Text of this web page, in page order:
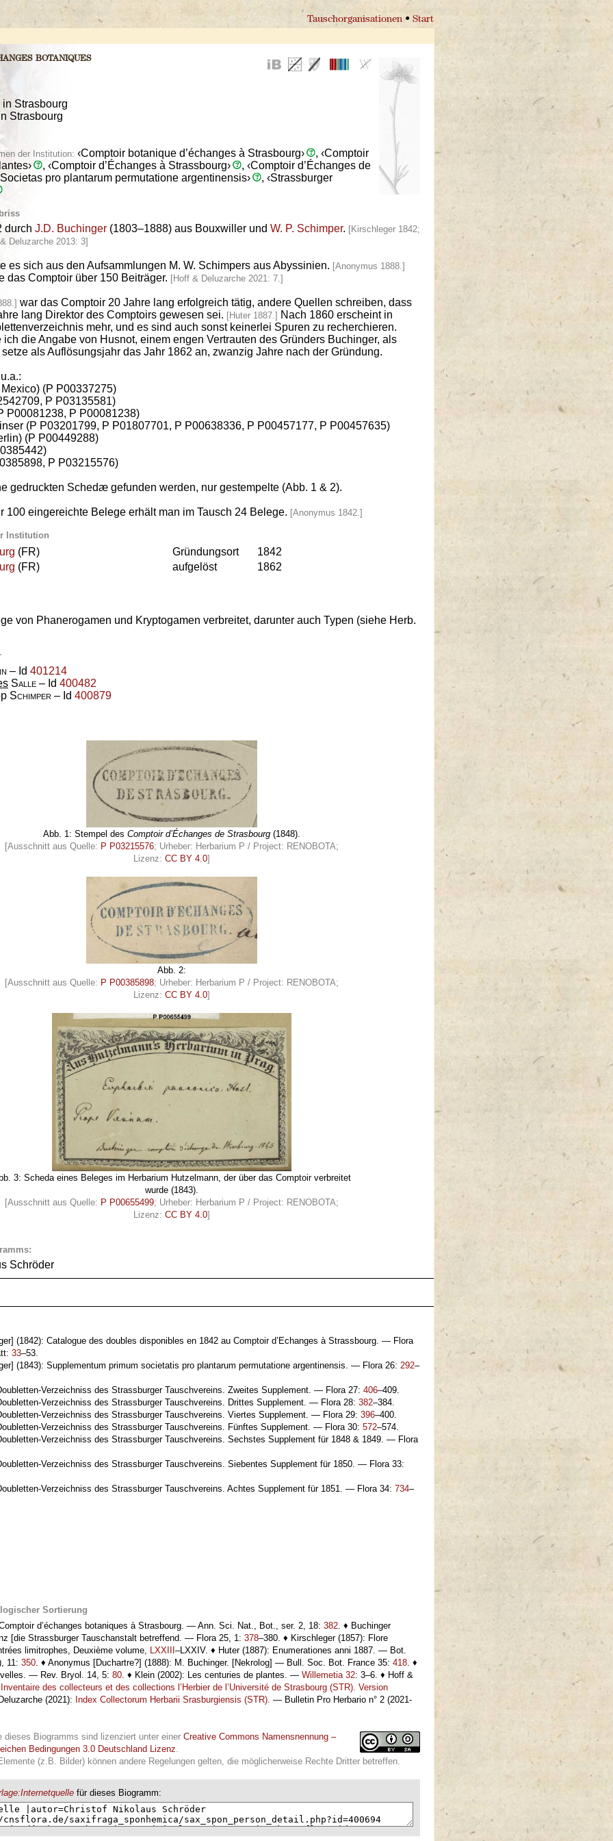
Tauschorganisationen • Start
botaniques
Strasbourg
Strasbourg
der Institution: ‹Comptoir botanique d’échanges à Strasbourg›
, ‹Comptoir
, ‹Comptoir d’Échanges à Strassbourg›
, ‹Comptoir d’Échanges de
pro plantarum permutatione argentinensis›
, ‹Strassburger
durch J.D. Buchinger (1803–1888) aus Bouxwiller und W. P. Schimper. [Kirschleger 1842;
Deluzarche 2013: 3]
es sich aus den Aufsammlungen M. W. Schimpers aus Abyssinien. [Anonymus 1888.]
das Comptoir über 150 Beiträger. [Hoff & Deluzarche 2021: 7.]
war das Comptoir 20 Jahre lang erfolgreich tätig, andere Quellen schreiben, dass
lang Direktor des Comptoirs gewesen sei. [Huter 1887.] Nach 1860 erscheint in
mehr, und es sind auch sonst keinerlei Spuren zu recherchieren.
ich die Angabe von Husnot, einem engen Vertrauten des Gründers Buchinger, als
als Auflösungsjahr das Jahr 1862 an, zwanzig Jahre nach der Gründung.
Mexico) (P P00337275)
P P03135581)
P00081238, P P00081238)
(P P03201799, P P01807701, P P00638336, P P00457177, P P00457635)
(P P00449288)
P P03215576)
gedruckten Schedæ gefunden werden, nur gestempelte (Abb. 1 & 2).
100 eingereichte Belege erhält man im Tausch 24 Belege. [Anonymus 1842.]
Institution
(FR) Gründungsort
1842
(FR) aufgelöst 1862
von Phanerogamen und Kryptogamen verbreitet, darunter auch Typen (siehe Herb.
– Id 401214
Salle – Id 400482
Schimper – Id 400879
Abb. 1: Stempel des Comptoir d’Échanges de Strasbourg (1848).
[Ausschnitt aus Quelle: P P03215576; Urheber: Herbarium P / Project: RENOBOTA;
Lizenz: CC BY 4.0]
Abb. 2:
[Ausschnitt aus Quelle: P P00385898; Urheber: Herbarium P / Project: RENOBOTA;
Lizenz: CC BY 4.0]
3: Scheda eines Beleges im Herbarium Hutzelmann, der über das Comptoir verbreitet
wurde (1843).
[Ausschnitt aus Quelle: P P00655499; Urheber: Herbarium P / Project: RENOBOTA;
Lizenz: CC BY 4.0]
Schröder
(1842): Catalogue des doubles disponibles en 1842 au Comptoir d’Echanges à Strassbourg. — Flora
33–53.
(1843): Supplementum primum societatis pro plantarum permutatione argentinensis. — Flora 26: 292–
Verzeichniss des Strassburger Tauschvereins. Zweites Supplement. — Flora 27: 406–409.
Verzeichniss des Strassburger Tauschvereins. Drittes Supplement. — Flora 28: 382–384.
Verzeichniss des Strassburger Tauschvereins. Viertes Supplement. — Flora 29: 396–400.
Verzeichniss des Strassburger Tauschvereins. Fünftes Supplement. — Flora 30: 572–574.
Verzeichniss des Strassburger Tauschvereins. Sechstes Supplement für 1848 & 1849. — Flora
Verzeichniss des Strassburger Tauschvereins. Siebentes Supplement für 1850. — Flora 33:
Verzeichniss des Strassburger Tauschvereins. Achtes Supplement für 1851. — Flora 34: 734–
Sortierung
d’échanges botaniques à Strasbourg. — Ann. Sci. Nat., Bot., ser. 2, 18: 382 . ♦ Buchinger
[die Strassburger Tauschanstalt betreffend. — Flora 25, 1: 378–380. ♦ Kirschleger (1857): Flore
limitrophes, Deuxième volume,
LXXIII –LXXIV. ♦ Huter (1887): Enumerationes anni 1887. — Bot.
11: 350 . ♦ Anonymus [Duchartre?] (1888): M. Buchinger. [Nekrolog] — Bull. Soc. Bot. France 35: 418 . ♦
— Rev. Bryol. 14, 5: 80 . ♦ Klein (2002): Les centuries de plantes. — Willemetia 32: 3–6. ♦ Hoff &
Inventaire des collecteurs et des collections l’Herbier de l’Université de Strasbourg (STR). Version
(2021): Index Collectorum Herbarii Srasburgiensis (STR). — Bulletin Pro Herbario n° 2 (2021-
dieses Biogramms sind lizenziert unter einer Creative Commons Namensnennung –
Bedingungen 3.0 Deutschland Lizenz
(z.B. Bilder) können andere Regelungen gelten, die möglicherweise Rechte Dritter betreffen.
für dieses Biogramm: